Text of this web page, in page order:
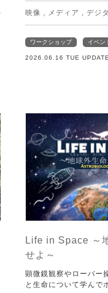
映像 メディア デジ
ワークショップ イベン
2026.06.16 TUE
Life in Space ～
せよ～
顕微鏡観察やローバー
と生命について学んで